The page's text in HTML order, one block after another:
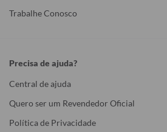
Trabalhe Conosco
Precisa de ajuda?
Central de ajuda
Quero ser um Revendedor Oficial
Política de Privacidade